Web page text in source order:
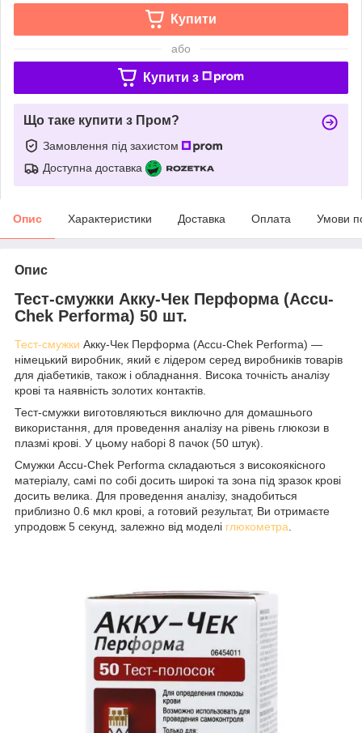
Купити
або
Купити з
Що таке купити з Пром?
Замовлення під захистом
Доступна доставка
Опис Характеристики Доставка Оплата Умови
Опис
Тест-смужки Акку-Чек Перформа (Accu-
Chek Performa) 50 шт.
Тест-смужки Акку-Чек Перформа (Accu-Chek Performa) —
німецький виробник, який є лідером серед виробників товарів
для діабетиків, також і обладнання. Висока точність аналізу
крові та наявність золотих контактів.
Тест-смужки виготовляються виключно для домашнього
використання, для проведення аналізу на рівень глюкози в
плазмі крові. У цьому наборі 8 пачок (50 штук).
Смужки Accu-Chek Performa складаються з високоякісного
матеріалу, самі по собі досить широкі та зона під зразок крові
досить велика. Для проведення аналізу, знадобиться
приблизно 0.6 мкл крові, а готовий результат, Ви отримаєте
упродовж 5 секунд, залежно від моделі глюкометра.